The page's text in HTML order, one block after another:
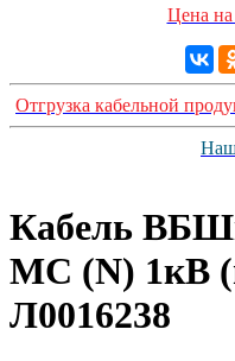
Цена на
Отгрузка кабельной
Кабель
МС (N) 1кВ
Л0016238